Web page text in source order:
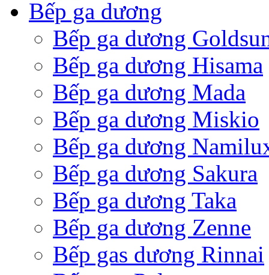
Bếp ga dương
Bếp ga dương
Bếp ga dương Hisama
Bếp ga dương Mada
Bếp ga dương Miskio
Bếp ga dương
Bếp ga dương Sakura
Bếp ga dương Taka
Bếp ga dương Zenne
Bếp gas dương Rinnai